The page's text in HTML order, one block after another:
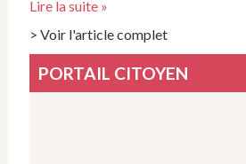
Lire la suite »
> Voir l'article complet
PORTAIL CITOYEN